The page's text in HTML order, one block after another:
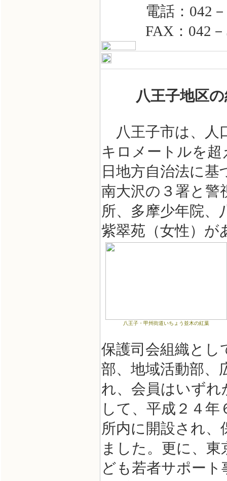
電話：042－
FAX：042－
八王子地区
八王子市は、人
キロメートルを超
日地方自治法に
南大沢の３署と警
所、多摩少年院、
紫翠苑（女性）が
八王子・甲州街道いちょう並木の紅葉
保護司会組織とし
部、地域活動部、
れ、会員はいず
して、平成２４
所内に開設され
ました。更に、
ども若者サポート